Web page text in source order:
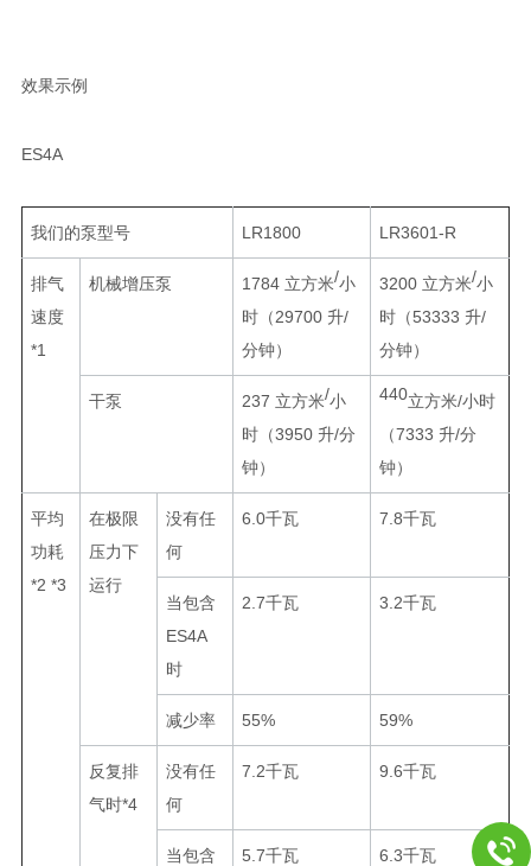
效果示例
ES4A
我们的泵型号 LR1800 LR3601-R
排气
速度
*1
机械增压泵 1784 立方米/小
时（29700 升/
分钟）
3200 立方米/小
时（53333 升/
分钟）
干泵 237 立方米/小
时（3950 升/分
钟）
440立方米/小时
（7333 升/分
钟）
平均
功耗
*2 *3
在极限
压力下
运行
没有任
何
6.0千瓦 7.8千瓦
当包含
ES4A
时
2.7千瓦 3.2千瓦
减少率 55% 59%
反复排
气时*4
没有任
何
7.2千瓦 9.6千瓦
当包含
5.7千瓦 6.3千瓦